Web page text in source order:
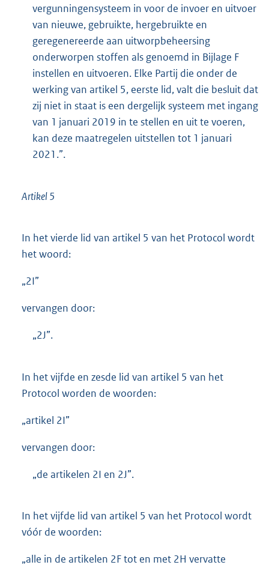
vergunningensysteem in voor de invoer en uitvoer
van nieuwe, gebruikte, hergebruikte en
geregenereerde aan uitworpbeheersing
onderworpen stoffen als genoemd in Bijlage F
instellen en uitvoeren. Elke Partij die onder de
werking van artikel 5, eerste lid, valt die besluit dat
zij niet in staat is een dergelijk systeem met ingang
van 1 januari 2019 in te stellen en uit te voeren,
kan deze maatregelen uitstellen tot 1 januari
2021.”.
Artikel 5
In het vierde lid van artikel 5 van het Protocol wordt
het woord:
„2I”
vervangen door:
„2J”.
In het vijfde en zesde lid van artikel 5 van het
Protocol worden de woorden:
„artikel 2I”
vervangen door:
„de artikelen 2I en 2J”.
In het vijfde lid van artikel 5 van het Protocol wordt
vóór de woorden:
„alle in de artikelen 2F tot en met 2H vervatte